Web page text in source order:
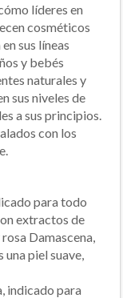
líderes en
cosméticos
sus líneas
y bebés
naturales y
sus niveles de
a sus principios.
con los
para todo
extractos de
Damascena,
piel suave,
indicado para